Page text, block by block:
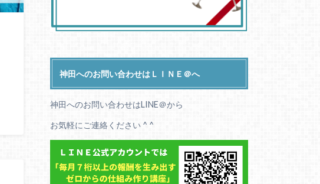
神田へのお問い合わせはＬＩＮＥ＠へ
神田へのお問い合わせはLINE＠から
お気軽にご連絡ください ^ ^